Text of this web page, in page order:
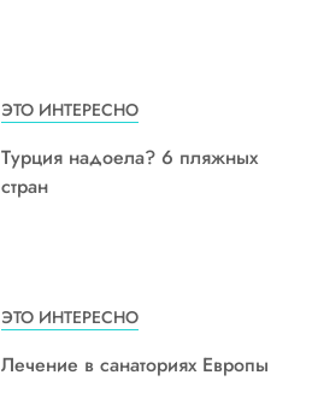
ЭТО ИНТЕРЕСНО
Турция надоела? 6 пляжных
стран
ЭТО ИНТЕРЕСНО
Лечение в санаториях Европы